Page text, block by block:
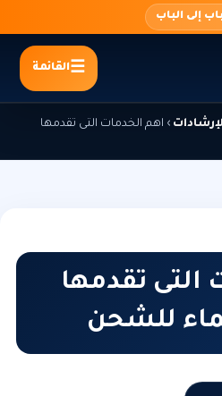
إلى الباب
القائمة
› اهم الخدمات التى تقدمها
التى تقدمها
للشحن